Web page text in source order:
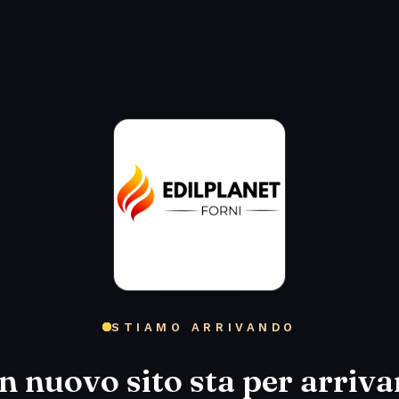
STIAMO ARRIVANDO
nuovo sito sta per